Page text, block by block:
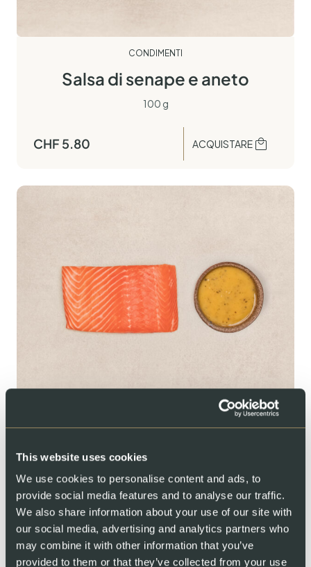
This website uses cookies
We use cookies to personalise content and ads, to
provide social media features and to analyse our traffic.
We also share information about your use of our site with
our social media, advertising and analytics partners who
may combine it with other information that you’ve
provided to them or that they’ve collected from your use
CONDIMENTI
Salsa di senape e aneto
100 g
CHF 5.80 ACQUISTARE
SALMONE FRESCO
Set per la cena/grigliata:
filetto di salmone con
marinatura al pepe e limone
500 – 1000 g
Da
OPZIONI